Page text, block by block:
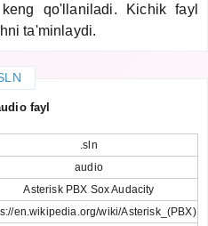
qo'llaniladi. Kichik fayl
ta'minlaydi.
fayl
.sln
audio
Asterisk PBX Sox Audacity
en.wikipedia.org/wiki/Asterisk_(PBX)